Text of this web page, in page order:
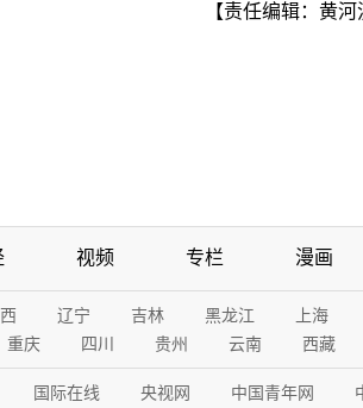
【责任编辑：黄河
视频 专栏 漫画
辽宁 吉林 黑龙江 上海
重庆 四川 贵州 云南 西藏
国际在线 央视网 中国青年网